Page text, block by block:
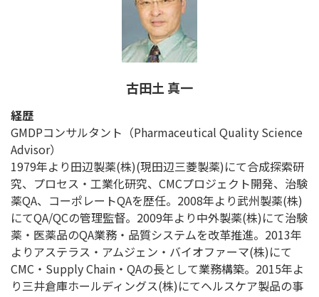
古田土 真一
経歴
GMDPコンサルタント（Pharmaceutical Quality Science
Advisor）
1979年より田辺製薬(株)(現田辺三菱製薬)にて合成探索研
究、プロセス・工業化研究、CMCプロジェクト開発、治験
薬QA、コーポレートQAを歴任。2008年より武州製薬(株)
にてQA/QCの管理監督。2009年より中外製薬(株)にて治験
薬・医薬品のQA業務・品質システムを改革推進。2013年
よりアステラス・アムジェン・バイオファーマ(株)にて
CMC・Supply Chain・QAの長として業務構築。2015年よ
り三井倉庫ホールディングス(株)にてヘルスケア製品の事